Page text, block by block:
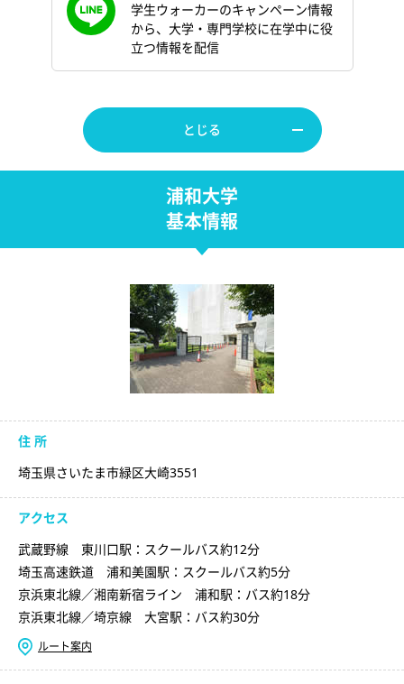
学生ウォーカーのキャンペーン情報
から、大学・専門学校に在学中に役
立つ情報を配信
とじる
浦和大学
基本情報
住 所
埼玉県さいたま市緑区大崎3551
アクセス
武蔵野線 東川口駅：スクールバス約12分
埼玉高速鉄道 浦和美園駅：スクールバス約5分
京浜東北線／湘南新宿ライン 浦和駅：バス約18分
京浜東北線／埼京線 大宮駅：バス約30分
ルート案内